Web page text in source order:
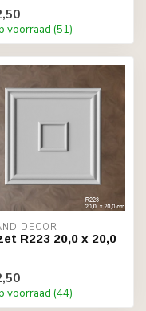
voorraad (51)
DECOR
R223 20,0 x 20,0
voorraad (44)